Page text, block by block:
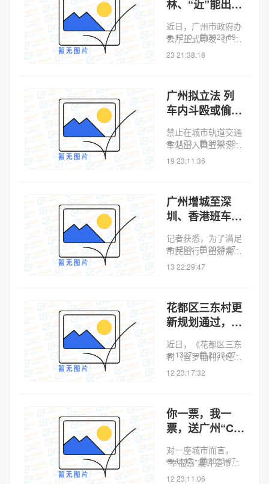
成为广州亮丽名片，
全面建成绿色生...
林、“近”能出门
见园，广州将打
造长约160千米
城市生态翠环
近日，广州市政府办
公厅正式印发《广州
市绿地系统规划
《规划》以建设“活
力公园城市”为目标
愿景，构筑“森林环
城、绿廊织城、...
1210
2023-09-
23 21:38:18
广州拟立法 列
车内斗殴或偷窥
偷拍最高罚款
5000元
禁止在城市轨道交通
车站出入口五米范围
内停放车辆、乱设摊
禁止在车站或列车内
滋事斗殴、猥亵他人
或者偷窥、偷拍；影
响城市轨道交通运...
1173
2023-09-
19 23:11:36
广州增城至深
圳、香港班车调
整并增加班次
记者获悉，为了满足
市民出行、出游需
求，近期增城城市候
了时间上的调整，并
增加了多个班次。目
前，增城至深圳罗湖
口岸班次由原来每
日...
1299
2023-07-
13 22:29:47
花都区三东村更
新规划通过，打
造空铁文旅港
近日，《花都区三东
村（含罗仙村八经济
合作社）城市更新单
地区规划专业委员会
第十二次会议审议通
过。该项目汇聚了融
创文旅城、白云机...
1337
2023-07-
12 23:17:32
你一票，我一
票，送广州“C位
出道”！“中国最
具幸福感城市”
等你投票！
对一座城市而言，
“幸福感”或许是市民
对它最大的肯定与褒
1147
2023-07-
12 23:11:06